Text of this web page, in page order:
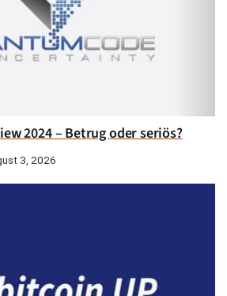
2024 – Betrug oder seriös?
3, 2026